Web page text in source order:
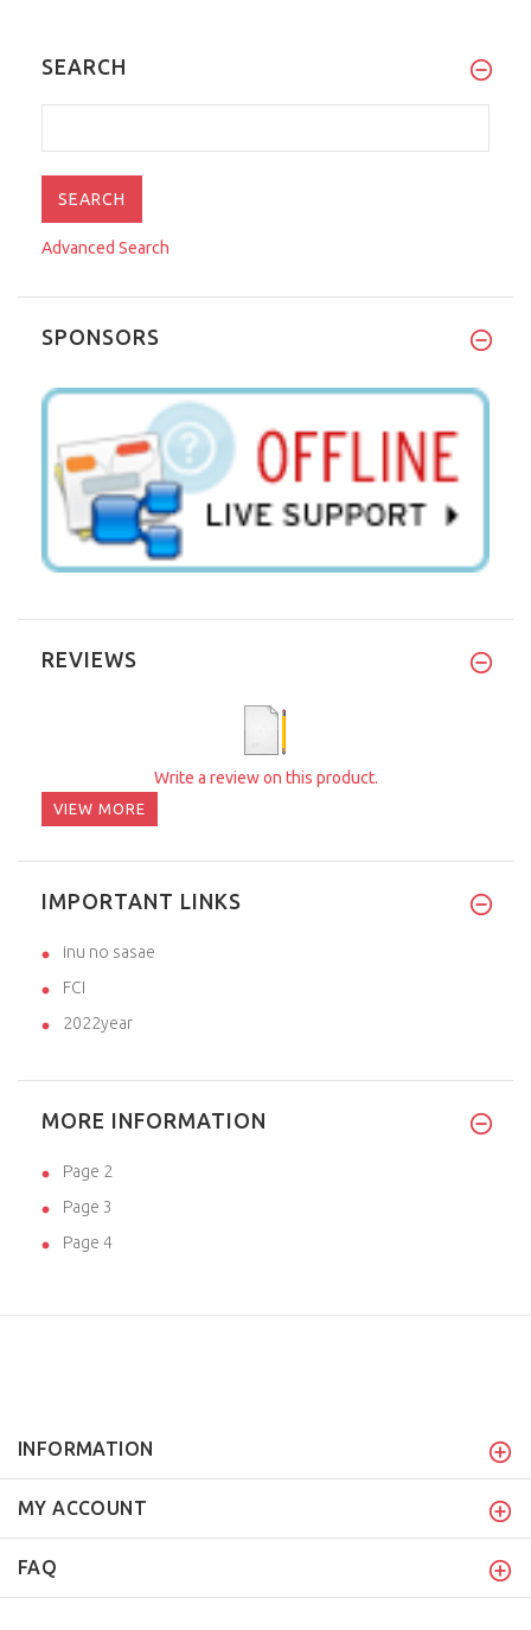
SEARCH
Advanced Search
SPONSORS
REVIEWS
Write a review on this product.
VIEW MORE
IMPORTANT LINKS
inu no sasae
FCI
2022year
MORE INFORMATION
Page 2
Page 3
Page 4
INFORMATION
MY ACCOUNT
FAQ